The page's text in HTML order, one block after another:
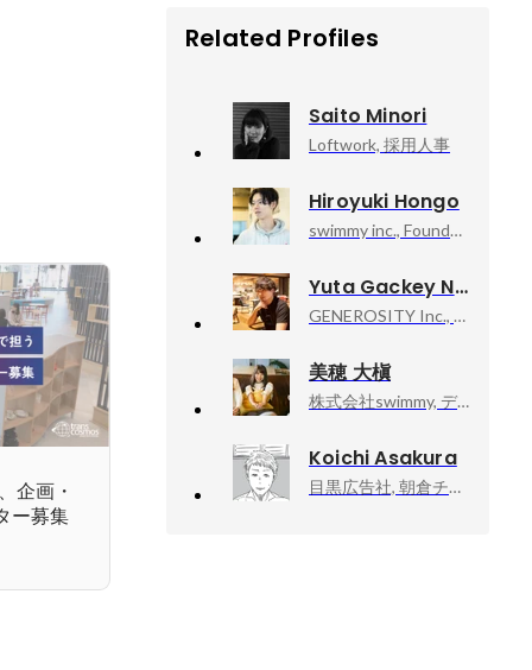
企画・
ー募集
Related Profiles
Saito Minori
Loftwork, 採用人事
Hiroyuki Hongo
swimmy inc., Founder, Creative Chief Officer
Yuta Gackey Nishigaki
GENEROSITY Inc., CEO
美穂 大槇
株式会社swimmy, ディレクター
Koichi Asakura
目黒広告社, 朝倉チーム／クリエイティブ・ディレクター